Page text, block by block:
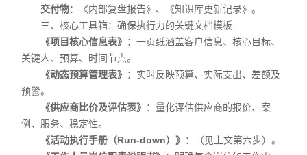
交付物：《内部复盘报告》、《知识库更新记录》。
三、核心工具箱：确保执行力的关键文档模板
《项目核心信息表》 ：一页纸涵盖客户信息、核心目标、
关键人、预算、时间节点。
《动态预算管理表》 ：实时反映预算、实际支出、差额及
预警。
《供应商比价及评估表》 ：量化评估供应商的报价、案
例、服务、稳定性。
《活动执行手册（Run-down）》 ：（见上文第六步）。